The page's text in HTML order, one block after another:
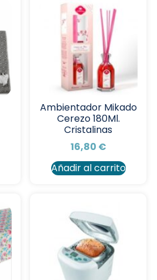
Ambientador Mikado
Cerezo 180Ml.
Cristalinas
16,80 €
Añadir al carrito